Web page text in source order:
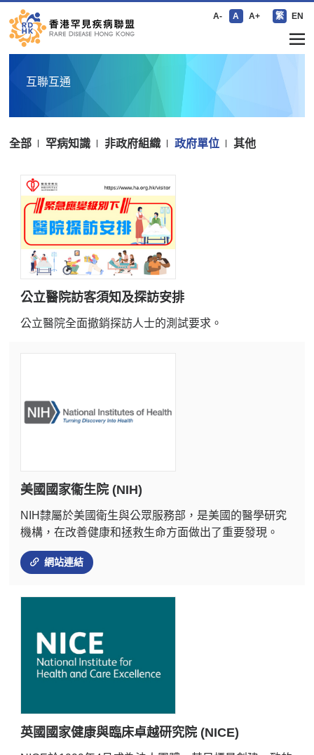
A- A A+ 繁 EN
互聯互通
全部 罕病知識 非政府組織 政府單位 其他
公立醫院訪客須知及探訪安排
公立醫院全面撤銷探訪人士的測試要求。
美國國家衞生院 (NIH)
NIH隸屬於美國衛生與公眾服務部，是美國的醫學研究
機構，在改善健康和拯救生命方面做出了重要發現。
網站連結
英國國家健康與臨床卓越研究院 (NICE)